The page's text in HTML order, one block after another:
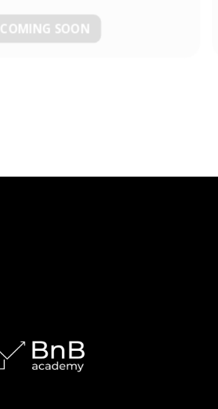
COMING SOON